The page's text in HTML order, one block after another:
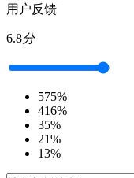
用户反馈
6.8分
575%
416%
35%
21%
13%